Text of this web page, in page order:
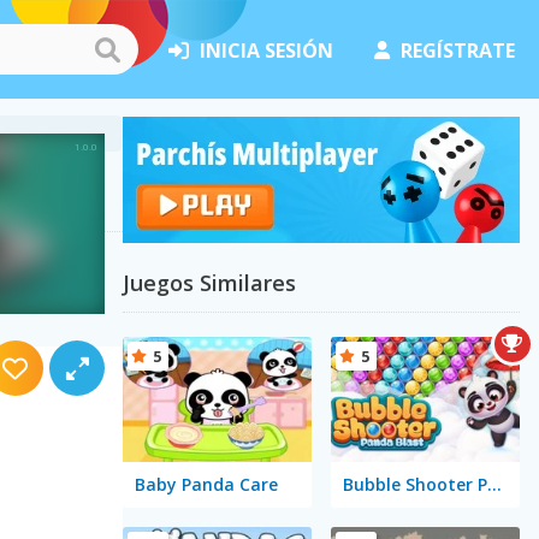
INICIA SESIÓN REGÍSTRATE
Juegos Similares
Baby Panda Care
5
Bubble Shooter Panda Blast
5